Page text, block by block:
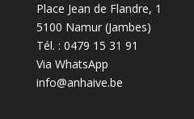
Place Jean de Flandre, 1
5100 Namur (Jambes)
Tél. : 0479 15 31 91
Via WhatsApp
info@anhaive.be